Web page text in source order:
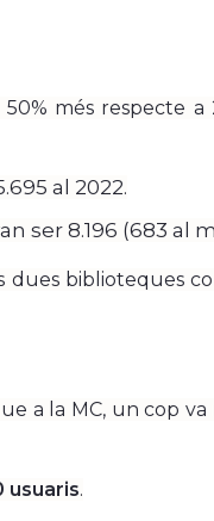
50% més respecte
al 2022.
ser 8.196 (683 al
biblioteques
a la MC, un cop
usuaris.